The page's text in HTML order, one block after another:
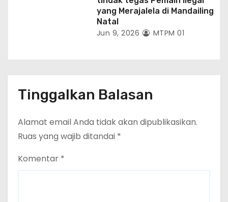
yang Merajalela di Mandailing
Natal
Jun 9, 2026 MTPM 01
Tinggalkan Balasan
Alamat email Anda tidak akan dipublikasikan.
Ruas yang wajib ditandai *
Komentar *